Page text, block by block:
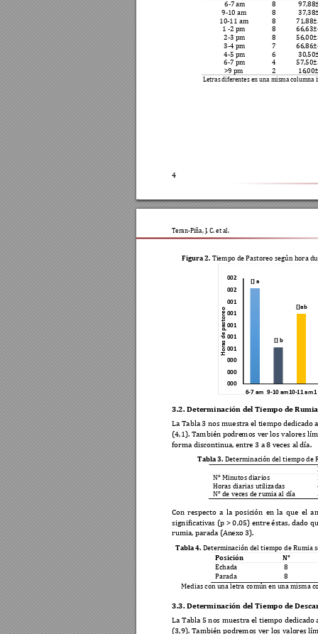
4
6-7 am 8
9-10 am
8
10-11 am 8
1 -2 pm 8
2-3 pm
8
3-4 pm
7
4-5 pm
6
6-7 pm
4
>9 pm 2 16,00±
Letras diferentes en una misma
Teran-Piña, J. C. et al.
Figura 2. Tiempo de Pastoreo según hora
3.2. Determinación del Tiempo de
La Tabla 3 nos muestra el tiempo dedicado
(4,1). También podremos ver los valores lí
forma discontinua, entre 3 a 8 veces al día.
Tabla 3. Determinación del tiempo de
N° Minutos diarios
Horas diarias utilizadas
N° de veces de rumia al día
Con respecto a la posición en la que el
significativas (p > 0,05) entre éstas, dado
rumia, parada (Anexo 3).
Tabla 4. Determinación del tiempo de Rumia
Posición
N°
Echada
8
Parada
8
Medias con una letra común en una misma
3.3. Determinación del Tiempo de
La Tabla 5 nos muestra el tiempo dedicado
(3,9). También podremos ver los valores
[] a
[] b
[]ab
000
000
000
001
001
001
001
001
002
002
6-7 am 9-10 am10-11 am
Horas de pastoreo